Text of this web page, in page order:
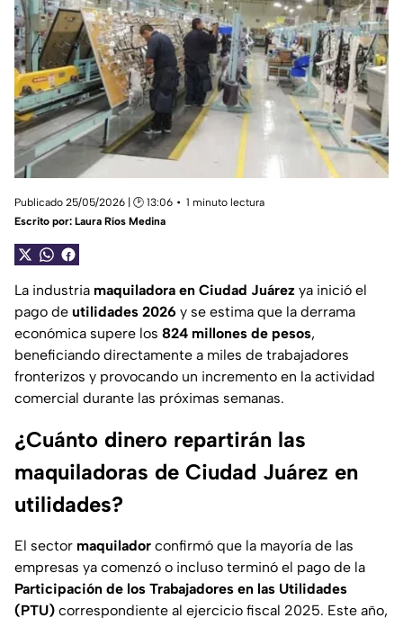
Publicado 25/05/2026 | 🕑 13:06
1 minuto lectura
Escrito por: Laura Ríos Medina
La industria maquiladora en Ciudad Juárez ya inició el
pago de utilidades 2026 y se estima que la derrama
económica supere los 824 millones de pesos,
beneficiando directamente a miles de trabajadores
fronterizos y provocando un incremento en la actividad
comercial durante las próximas semanas.
¿Cuánto dinero repartirán las
maquiladoras de Ciudad Juárez en
utilidades?
El sector maquilador confirmó que la mayoría de las
empresas ya comenzó o incluso terminó el pago de la
Participación de los Trabajadores en las Utilidades
(PTU) correspondiente al ejercicio fiscal 2025. Este año,